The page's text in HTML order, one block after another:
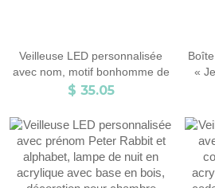
Veilleuse LED personnalisée
avec nom, motif bonhomme de
neige et boules de Noël, lampe
en bois, décoration intérieure,
cadeau de Noël pour enfants
(garçons et filles)
$ 35.05
«